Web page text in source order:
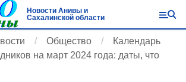
Новости Анивы и
Сахалинской области
Общество
Календарь
на март 2024 года: даты, что